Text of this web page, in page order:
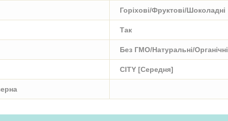
Горіхові/Фруктові/Шоколадні
Так
Без ГМО/Натуральні/Органічні
CITY [Середня]